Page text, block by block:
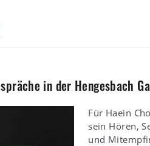
in der Hengesbach
Für Haein
sein Hören,
und